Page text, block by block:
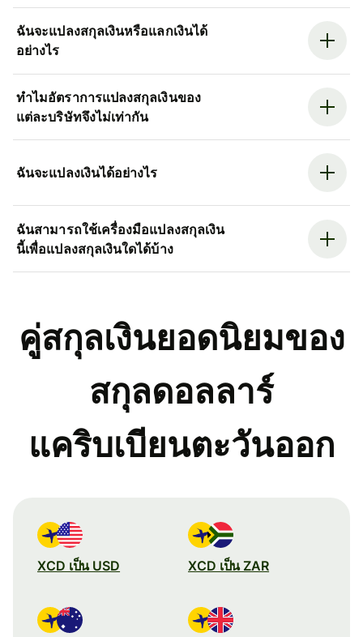
ฉันจะแปลงสกุลเงินหรือแลกเงินได้
อย่างไร
ทำไมอัตราการแปลงสกุลเงินของ
แต่ละบริษัทจึงไม่เท่ากัน
ฉันจะแปลงเงินได้อย่างไร
ฉันสามารถใช้เครื่องมือแปลงสกุลเงิน
นี้เพื่อแปลงสกุลเงินใดได้บ้าง
คู่สกุลเงินยอดนิยมของ
สกุลดอลลาร์
แคริบเบียนตะวันออก
XCD เป็น USD XCD เป็น ZAR